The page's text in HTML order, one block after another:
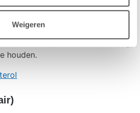
Weigeren
wijder opengaan en de lucht
Olodaterol werkt lang en wordt
om benauwdheid te verminderen
Het helpt om de ademhaling
houden.